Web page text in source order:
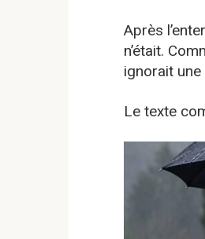
Après
n’était.
ignorait une
Le texte